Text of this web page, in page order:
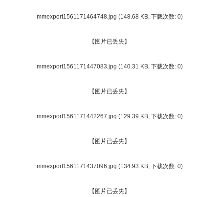
mmexport1561171464748.jpg (148.68 KB, 下载次数: 0)
【图片已丢失】
mmexport1561171447083.jpg (140.31 KB, 下载次数: 0)
【图片已丢失】
mmexport1561171442267.jpg (129.39 KB, 下载次数: 0)
【图片已丢失】
mmexport1561171437096.jpg (134.93 KB, 下载次数: 0)
【图片已丢失】